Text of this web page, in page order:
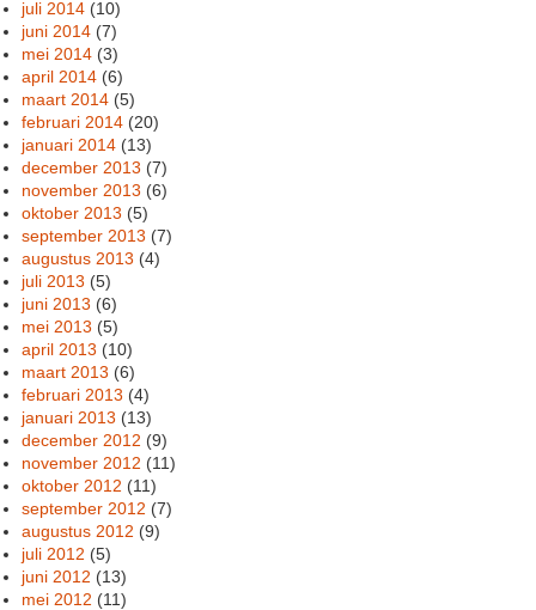
juli 2014 (10)
juni 2014 (7)
mei 2014 (3)
april 2014 (6)
maart 2014 (5)
februari 2014 (20)
januari 2014 (13)
december 2013 (7)
november 2013 (6)
oktober 2013 (5)
september 2013 (7)
augustus 2013 (4)
juli 2013 (5)
juni 2013 (6)
mei 2013 (5)
april 2013 (10)
maart 2013 (6)
februari 2013 (4)
januari 2013 (13)
december 2012 (9)
november 2012 (11)
oktober 2012 (11)
september 2012 (7)
augustus 2012 (9)
juli 2012 (5)
juni 2012 (13)
mei 2012 (11)